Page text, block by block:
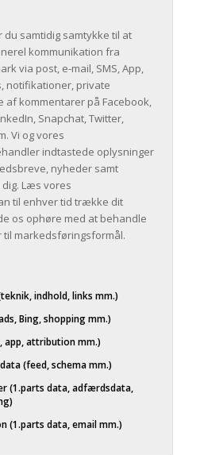
du samtidig samtykke til at
kommunikation fra
via post, e-mail, SMS, App,
notifikationer, private
af kommentarer på Facebook,
Snapchat, Twitter,
indtastede oplysninger
nyheder samt
Læs vores
os ophøre med at behandle
markedsføringsformål.
indhold, links mm.)
Bing, shopping mm.)
app, attribution mm.)
(feed, schema mm.)
(1.parts data, adfærdsdata,
(1.parts data, email mm.)